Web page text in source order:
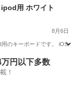
コネクター用 iphone ipad ipod用 ホワイト
8月6日
のキーボードです。 iOS/
万円以下多数
！